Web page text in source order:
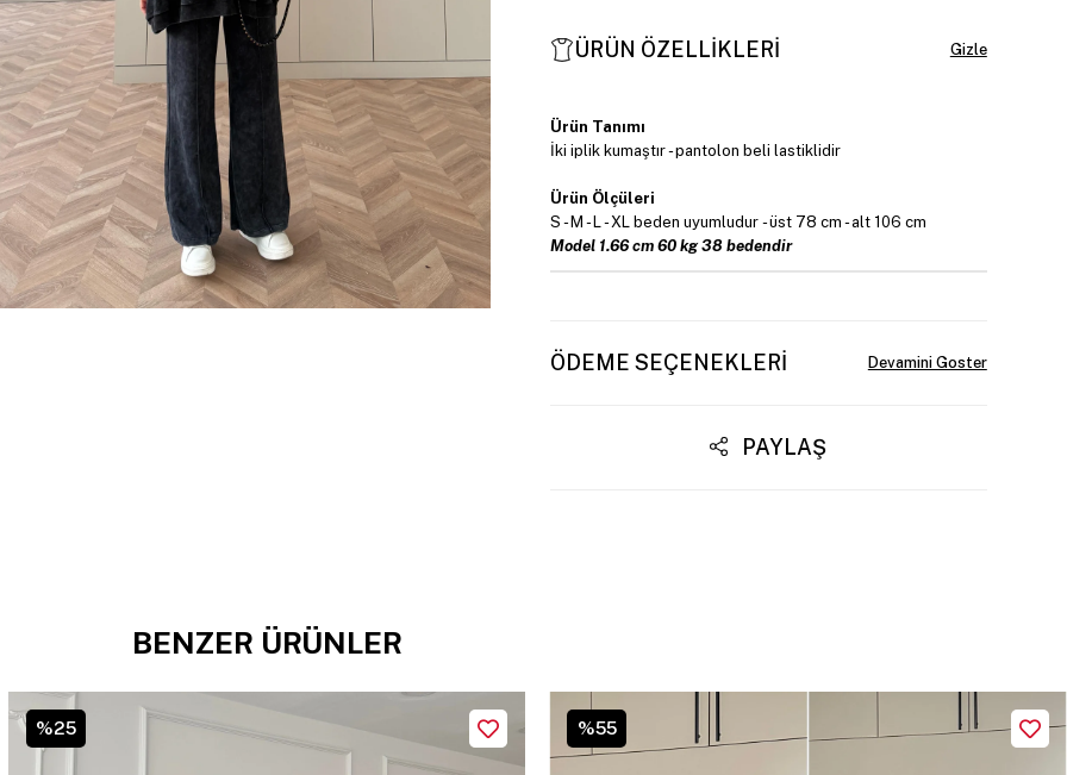
ÜRÜN ÖZELLIKLERI
Ürün Tanımı
İki iplik kumaştır - pantolon beli lastiklidir
Ürün Ölçüleri
S - M - L - XL beden uyumludur - üst 78 cm - alt 106 cm
Model 1.66 cm 60 kg 38 bedendir
ÖDEME SEÇENEKLERI
PAYLAŞ
BENZER ÜRÜNLER
%25 %55